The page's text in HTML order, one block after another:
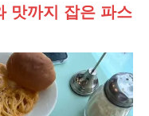
맛까지 잡은 파스